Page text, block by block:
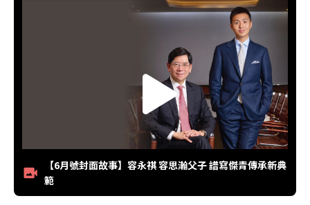
【6月號封面故事】容永祺 容思瀚父子 譜寫傑青傳承新典
範